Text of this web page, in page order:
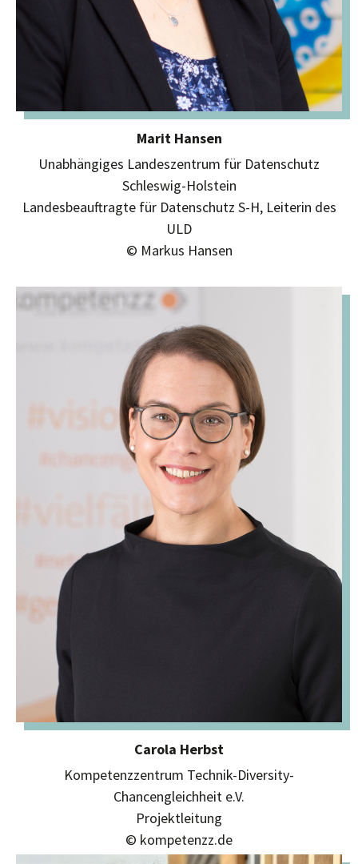
Marit Hansen
Unabhängiges Landeszentrum für Datenschutz
Schleswig-Holstein
Landesbeauftragte für Datenschutz S-H, Leiterin des
ULD
© Markus Hansen
Carola Herbst
Kompetenzzentrum Technik-Diversity-
Chancengleichheit e.V.
Projektleitung
© kompetenzz.de